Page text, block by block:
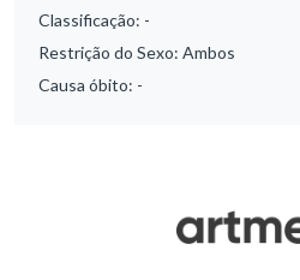
Classificação: -
Restrição do Sexo: Ambos
Causa óbito: -